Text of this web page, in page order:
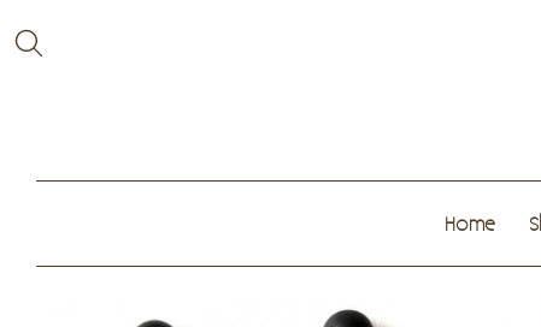
Home